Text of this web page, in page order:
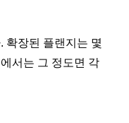
확장된 플랜지는 몇
서는 그 정도면 각